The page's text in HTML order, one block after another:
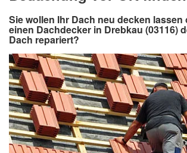
Sie wollen Ihr Dach neu decken lassen
einen Dachdecker in Drebkau (03116)
Dach repariert?